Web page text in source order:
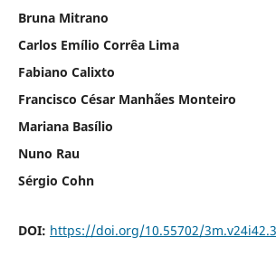
Bruna Mitrano
Carlos Emílio Corrêa Lima
Fabiano Calixto
Francisco César Manhães Monteiro
Mariana Basílio
Nuno Rau
Sérgio Cohn
DOI: https://doi.org/10.55702/